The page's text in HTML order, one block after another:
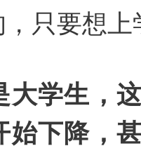
只要想
大学生，
始下降，